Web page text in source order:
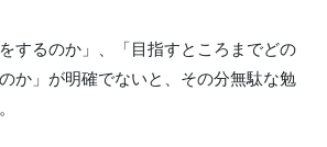
するのか」、「目指すところまでどの
か」が明確でないと、その分無駄な勉